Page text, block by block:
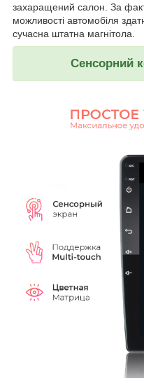
захаращений салон. За
можливості автомобіля
сучасна штатна магнітола.
Сенсорний